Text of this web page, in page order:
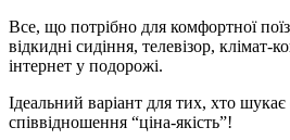
Все, що потрібно для комфортної
відкидні сидіння, телевізор, клімат-
інтернет у подорожі.
Ідеальний варіант для тих, хто
співвідношення “ціна-якість”!